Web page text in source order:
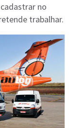
no
trabalhar.